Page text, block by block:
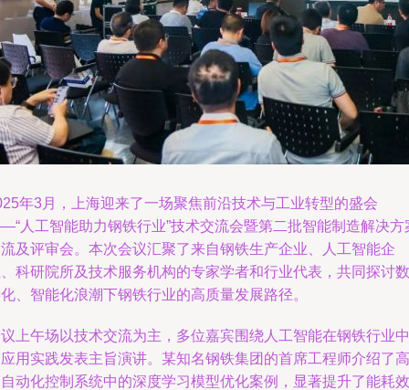
年3月，上海迎来了一场聚焦前沿技术与工业转型的盛会
人工智能助力钢铁行业”技术交流会暨第二批智能制造解决方
及评审会。本次会议汇聚了来自钢铁生产企业、人工智能企
科研院所及技术服务机构的专家学者和行业代表，共同探讨数
、智能化浪潮下钢铁行业的高质量发展路径。
上午场以技术交流为主，多位嘉宾围绕人工智能在钢铁行业中
用实践发表主旨演讲。某知名钢铁集团的首席工程师介绍了高
动化控制系统中的深度学习模型优化案例，显著提升了能耗效